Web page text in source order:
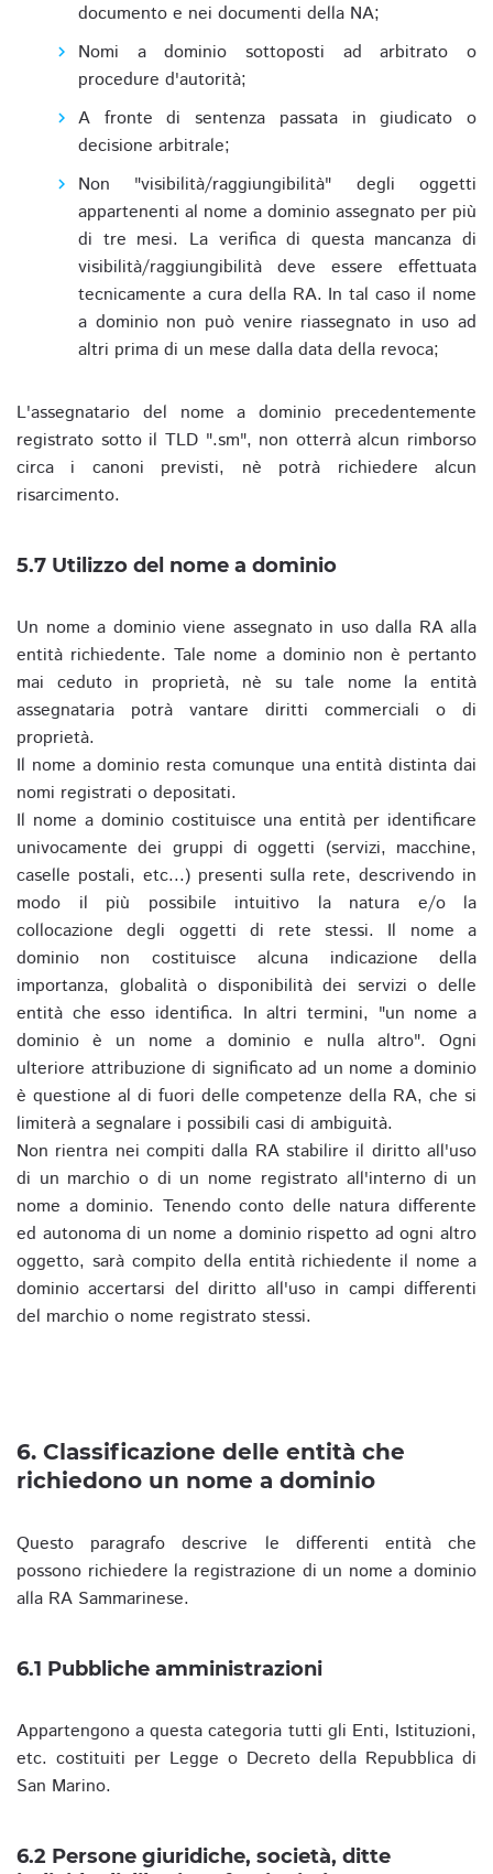
documento e nei documenti della NA;
Nomi a dominio sottoposti ad arbitrato o
procedure d'autorità;
A fronte di sentenza passata in giudicato o
decisione arbitrale;
Non "visibilità/raggiungibilità" degli oggetti
appartenenti al nome a dominio assegnato per più
di tre mesi. La verifica di questa mancanza di
visibilità/raggiungibilità deve essere effettuata
tecnicamente a cura della RA. In tal caso il nome
a dominio non può venire riassegnato in uso ad
altri prima di un mese dalla data della revoca;
L'assegnatario del nome a dominio precedentemente
registrato sotto il TLD ".sm", non otterrà alcun rimborso
circa i canoni previsti, nè potrà richiedere alcun
risarcimento.
5.7 Utilizzo del nome a dominio
Un nome a dominio viene assegnato in uso dalla RA alla
entità richiedente. Tale nome a dominio non è pertanto
mai ceduto in proprietà, nè su tale nome la entità
assegnataria potrà vantare diritti commerciali o di
proprietà.
Il nome a dominio resta comunque una entità distinta dai
nomi registrati o depositati.
Il nome a dominio costituisce una entità per identificare
univocamente dei gruppi di oggetti (servizi, macchine,
caselle postali, etc...) presenti sulla rete, descrivendo in
modo il più possibile intuitivo la natura e/o la
collocazione degli oggetti di rete stessi. Il nome a
dominio non costituisce alcuna indicazione della
importanza, globalità o disponibilità dei servizi o delle
entità che esso identifica. In altri termini, "un nome a
dominio è un nome a dominio e nulla altro". Ogni
ulteriore attribuzione di significato ad un nome a dominio
è questione al di fuori delle competenze della RA, che si
limiterà a segnalare i possibili casi di ambiguità.
Non rientra nei compiti dalla RA stabilire il diritto all'uso
di un marchio o di un nome registrato all'interno di un
nome a dominio. Tenendo conto delle natura differente
ed autonoma di un nome a dominio rispetto ad ogni altro
oggetto, sarà compito della entità richiedente il nome a
dominio accertarsi del diritto all'uso in campi differenti
del marchio o nome registrato stessi.
6. Classificazione delle entità che
richiedono un nome a dominio
Questo paragrafo descrive le differenti entità che
possono richiedere la registrazione di un nome a dominio
alla RA Sammarinese.
6.1 Pubbliche amministrazioni
Appartengono a questa categoria tutti gli Enti, Istituzioni,
etc. costituiti per Legge o Decreto della Repubblica di
San Marino.
6.2 Persone giuridiche, società, ditte